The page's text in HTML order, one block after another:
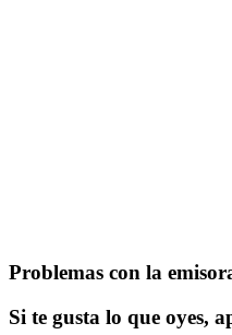
Problemas con la
Si te gusta lo que oyes,